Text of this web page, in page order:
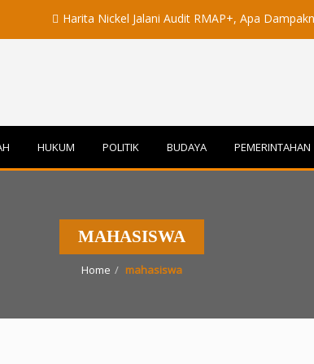
Harita Nickel Jalani Audit RMAP+, Apa Dampaknya
HUKUM POLITIK BUDAYA PEMERINTAHAN
MAHASISWA
Home mahasiswa